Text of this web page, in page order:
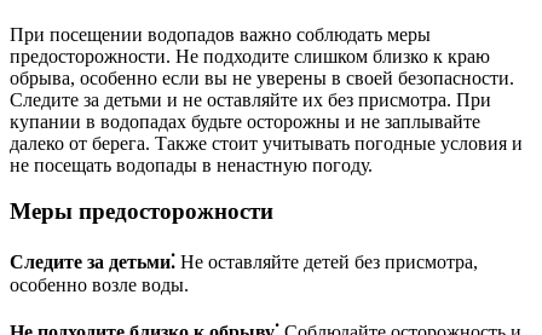
При посещении водопадов важно соблюдать меры
предосторожности. Не подходите слишком близко к краю
обрыва, особенно если вы не уверены в своей безопасности.
Следите за детьми и не оставляйте их без присмотра. При
купании в водопадах будьте осторожны и не заплывайте
далеко от берега. Также стоит учитывать погодные условия и
не посещать водопады в ненастную погоду.
Меры предосторожности
Следите за детьми⁚ Не оставляйте детей без присмотра,
особенно возле воды.